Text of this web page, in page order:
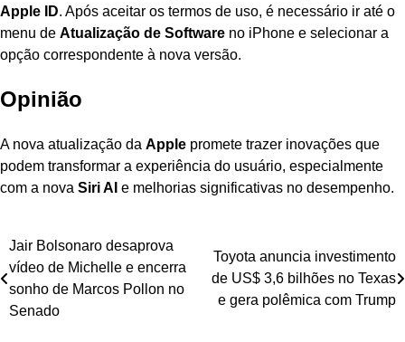
Apple ID. Após aceitar os termos de uso, é necessário ir até o
menu de Atualização de Software no iPhone e selecionar a
opção correspondente à nova versão.
Opinião
A nova atualização da Apple promete trazer inovações que
podem transformar a experiência do usuário, especialmente
com a nova Siri AI e melhorias significativas no desempenho.
Navegação
de
Post
Jair Bolsonaro desaprova
vídeo de Michelle e encerra
sonho de Marcos Pollon no
Senado
Toyota anuncia investimento
de US$ 3,6 bilhões no Texas
e gera polêmica com Trump